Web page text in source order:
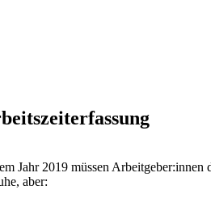
Jahr 2019 müssen
aber: